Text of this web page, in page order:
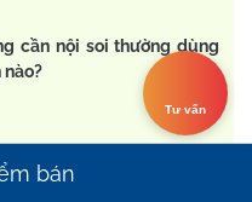
cần nội soi thường dùng
nào?
Tư vấn
bán